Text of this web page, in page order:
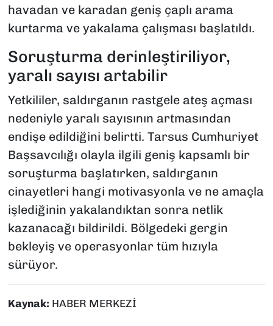
havadan ve karadan geniş çaplı arama
kurtarma ve yakalama çalışması başlatıldı.
Soruşturma derinleştiriliyor,
yaralı sayısı artabilir
Yetkililer, saldırganın rastgele ateş açması
nedeniyle yaralı sayısının artmasından
endişe edildiğini belirtti. Tarsus Cumhuriyet
Başsavcılığı olayla ilgili geniş kapsamlı bir
soruşturma başlatırken, saldırganın
cinayetleri hangi motivasyonla ve ne amaçla
işlediğinin yakalandıktan sonra netlik
kazanacağı bildirildi. Bölgedeki gergin
bekleyiş ve operasyonlar tüm hızıyla
sürüyor.
Kaynak: HABER MERKEZİ